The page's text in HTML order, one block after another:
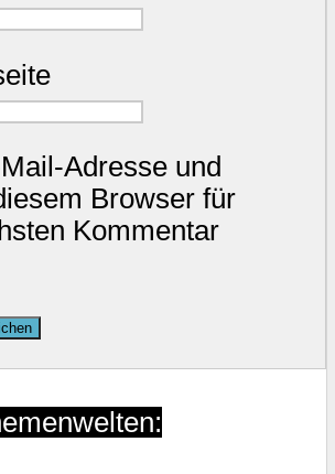
Adresse und
Browser für
Kommentar